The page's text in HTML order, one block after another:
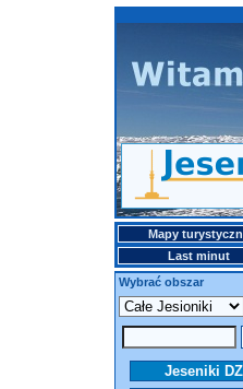
Mapy
Last minut
Wybrać obszar
Jeseniki